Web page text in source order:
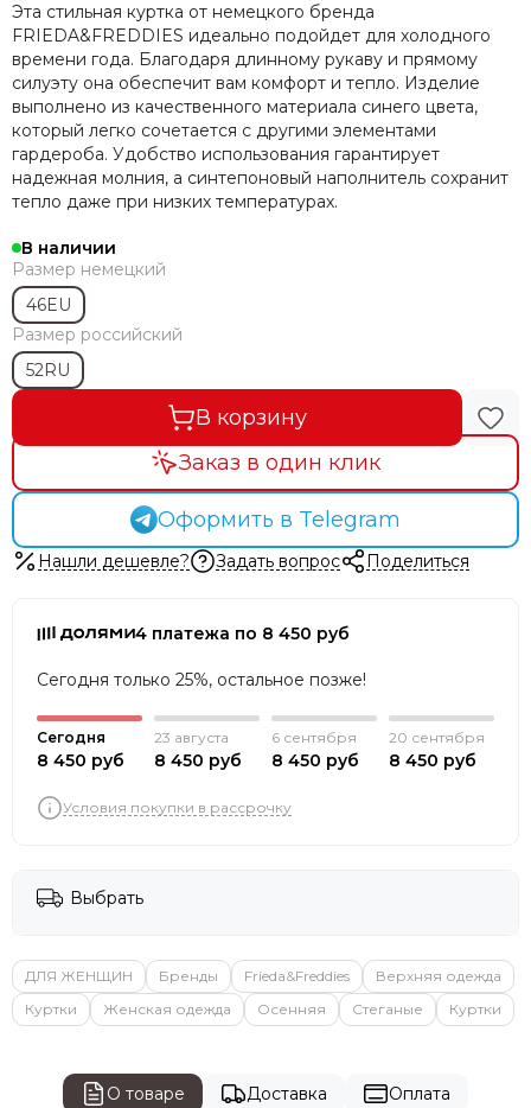
Эта стильная куртка от немецкого бренда
FRIEDA&FREDDIES идеально подойдет для холодного
времени года. Благодаря длинному рукаву и прямому
силуэту она обеспечит вам комфорт и тепло. Изделие
выполнено из качественного материала синего цвета,
который легко сочетается с другими элементами
гардероба. Удобство использования гарантирует
надежная молния, а синтепоновый наполнитель сохранит
тепло даже при низких температурах.
В наличии
Размер немецкий
46EU
Размер российский
52RU
В корзину
Заказ в один клик
Оформить в Telegram
Нашли дешевле? Задать вопрос Поделиться
4 платежа по 8 450 руб
Сегодня только 25%, остальное позже!
Сегодня
8 450 руб
23 августа
8 450 руб
6 сентября
8 450 руб
20 сентября
8 450 руб
Условия покупки в рассрочку
Выбрать
ДЛЯ ЖЕНЩИН Бренды Frieda&Freddies
Верхняя одежда
Куртки
Женская одежда Осенняя Стеганые Куртки
О товаре Доставка Оплата